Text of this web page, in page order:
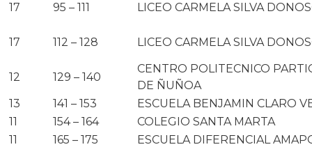
17 95 – 111 LICEO CARMELA SILVA
17 112 – 128 LICEO CARMELA SILVA
12 129 – 140
CENTRO POLITECNICO
DE ÑUÑOA
13
141 – 153
ESCUELA BENJAMIN CLARO
11
154 – 164
COLEGIO SANTA MARTA
11
165 – 175
ESCUELA DIFERENCIAL